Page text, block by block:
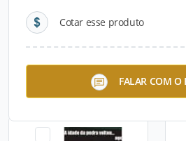
Cotar esse produto
FALAR COM O
Cascatas para Piscinas